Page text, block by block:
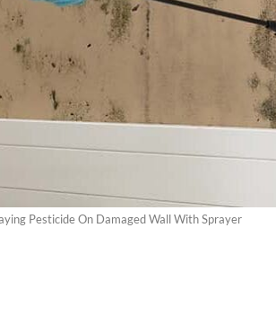
Pesticide On Damaged Wall With Sprayer